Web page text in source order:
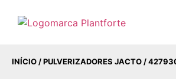
INÍCIO /PULVERIZADORES JACTO /